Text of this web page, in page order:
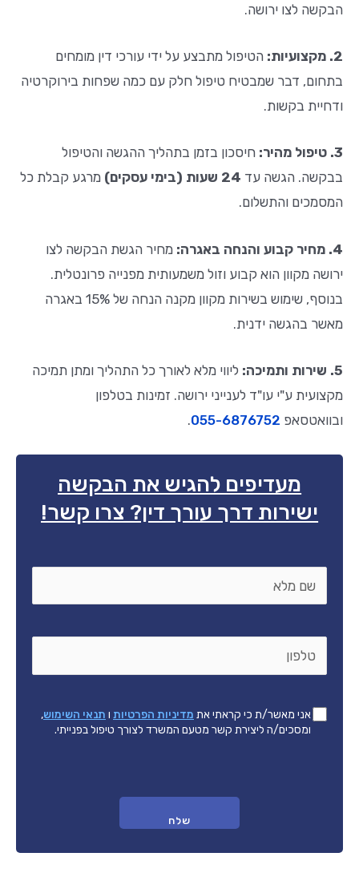
הבקשה לצו ירושה.
2. מקצועיות:
הטיפול מתבצע על ידי עורכי דין מומחים
בתחום, דבר שמבטיח טיפול חלק עם כמה שפחות בירוקרטיה
ודחיית בקשות.
3. טיפול מהיר:
חיסכון בזמן בתהליך ההגשה והטיפול
בבקשה. הגשה עד 24 שעות (בימי עסקים)
מרגע קבלת כל
המסמכים והתשלום.
4. מחיר קבוע והנחה באגרה:
מחיר הגשת הבקשה לצו
ירושה מקוון הוא קבוע וזול משמעותית מפנייה פרונטלית.
בנוסף, שימוש בשירות מקוון מקנה הנחה של 15% באגרה
מאשר בהגשה ידנית.
5. שירות ותמיכה:
ליווי מלא לאורך כל התהליך ומתן תמיכה
מקצועית ע"י עו"ד לענייני ירושה. זמינות בטלפון
ובוואטסאפ 055-6876752
.
מעדיפים להגיש את הבקשה
ישירות דרך עורך דין? צרו קשר!
מלא
אישור
תנאים
*
אני מאשר/ת כי קראתי את מדיניות הפרטיות תנאי השימוש,
ומסכים/ה ליצירת קשר מטעם המשרד לצורך טיפול בפנייתי.